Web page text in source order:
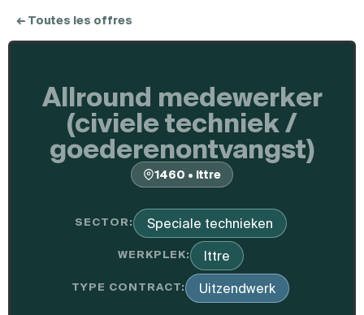
← Toutes les offres
Allround medewerker
(civiele techniek /
goederenontvangst)
1460 • Ittre
SECTOR: Speciale technieken
WERKPLEK: Ittre
TYPE CONTRACT: Uitzendwerk